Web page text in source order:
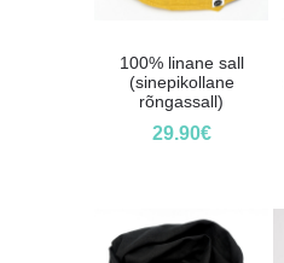
100% linane sall
(sinepikollane
rõngassall)
29.90€